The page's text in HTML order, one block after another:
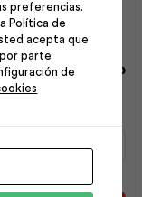
Redondo
Negro | F.V
preferencias.
Política de
acepta que
parte
de